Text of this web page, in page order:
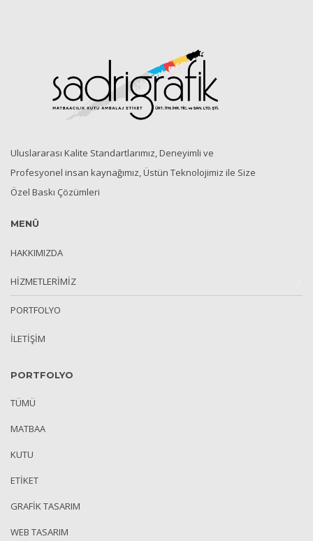
Uluslararası Kalite Standartlarımız, Deneyimli ve
Profesyonel insan kaynağımız, Üstün Teknolojimiz ile Size
Özel Baskı Çözümleri
MENÜ
HAKKIMIZDA
HİZMETLERİMİZ
PORTFOLYO
İLETİŞİM
PORTFOLYO
TÜMÜ
MATBAA
KUTU
ETIKET
GRAFIK TASARIM
WEB TASARIM